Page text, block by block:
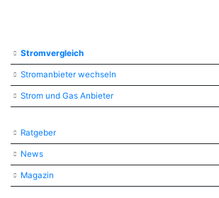
Stromvergleich
Stromanbieter wechseln
Strom und Gas Anbieter
Ratgeber
News
Magazin